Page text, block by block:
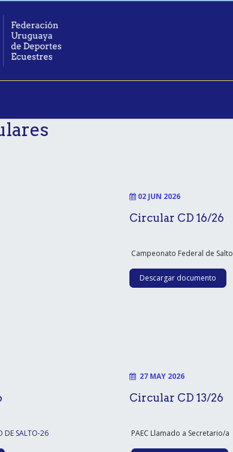
27 MAY 2026
Circular CD 13/26
PAEC Llamado a Secretario/a
02 JUN 2026
Circular CD 16/26
Campeonato Federal de Salto
Descargar documento
DE SALTO-26